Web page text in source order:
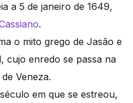
a 5 de janeiro de 1649,
.
o mito grego de Jasão e
cujo enredo se passa na
Veneza.
em que se estreou,